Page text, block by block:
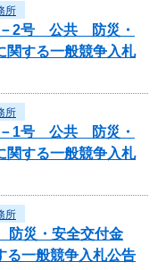
所
－2号 公共 防災・
関する一般競争入札
所
－1号 公共 防災・
関する一般競争入札
所
災・安全交付金
る一般競争入札公告